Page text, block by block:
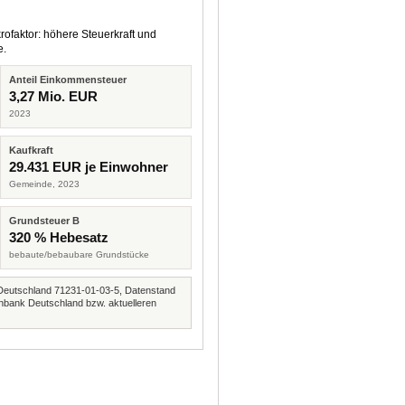
höhere Steuerkraft und
Anteil Einkommensteuer
3,27 Mio. EUR
2023
Kaufkraft
29.431 EUR je Einwohner
Gemeinde, 2023
Grundsteuer B
320 % Hebesatz
bebaute/bebaubare Grundstücke
71231-01-03-5, Datenstand
Deutschland bzw. aktuelleren